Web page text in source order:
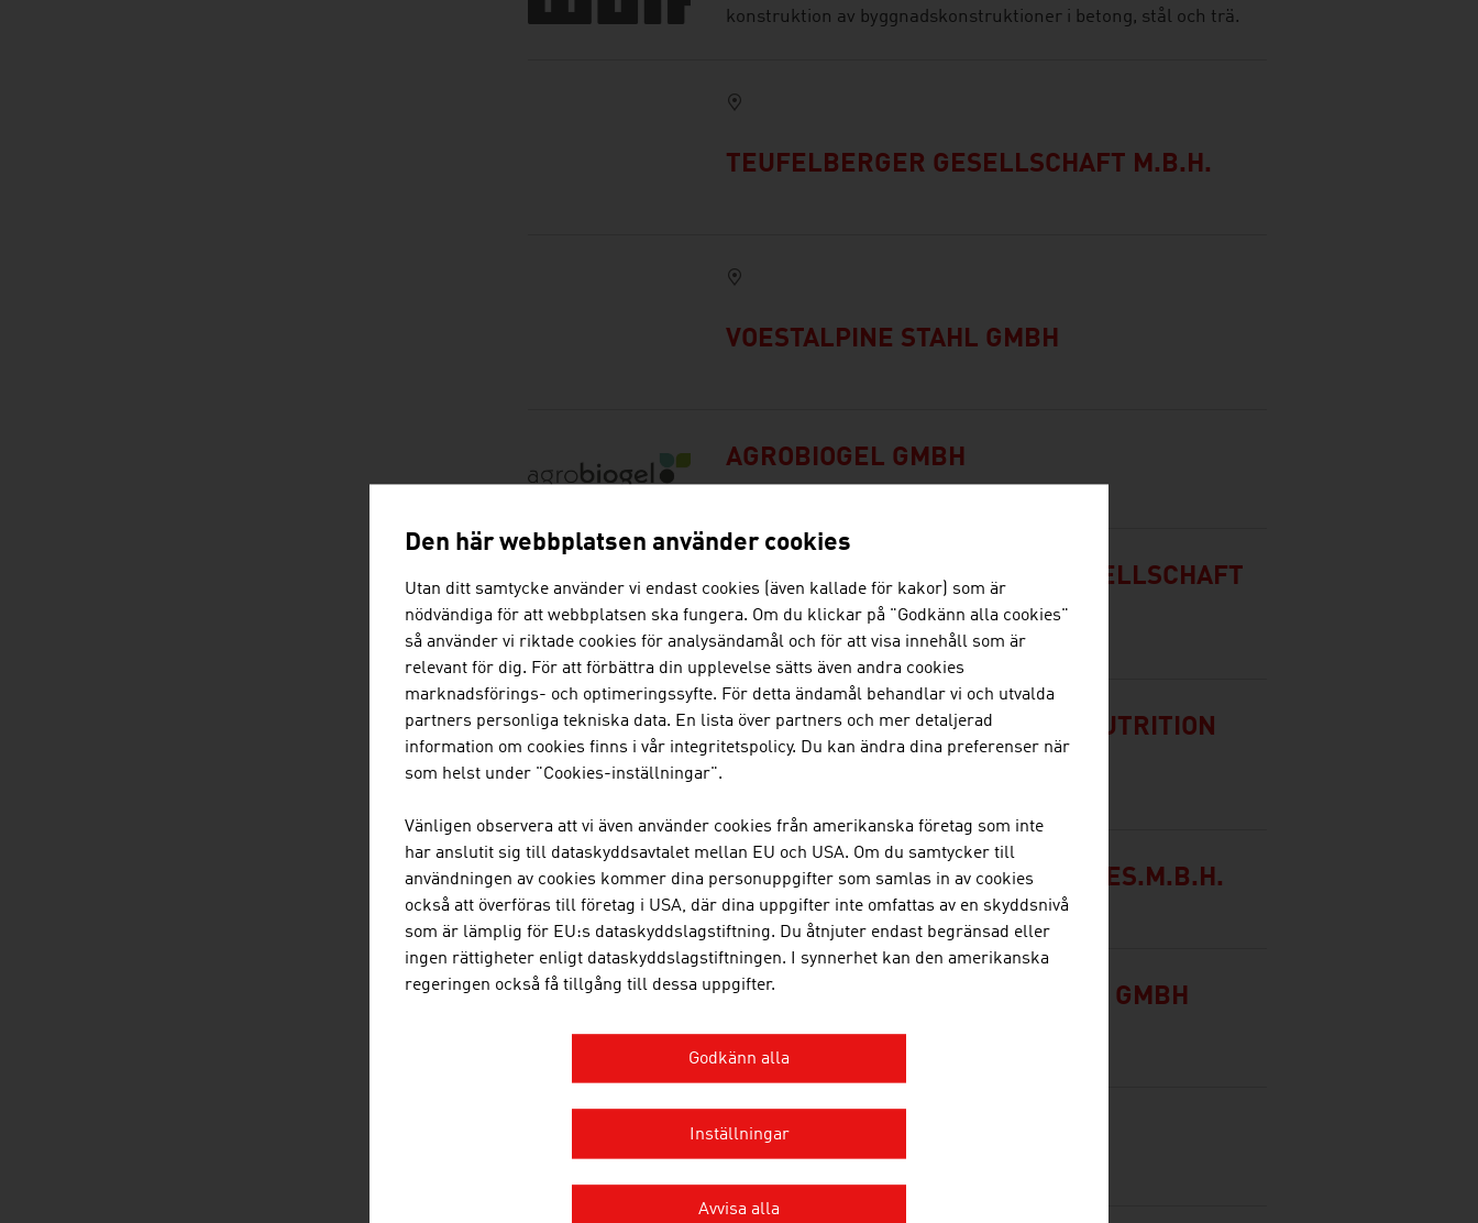
konstruktion av byggnadskonstruktioner i betong, stål och trä.
TEUFELBERGER GESELLSCHAFT M.B.H.
VOESTALPINE STAHL GMBH
AGROBIOGEL GMBH
"AGROFLOR" KUNSTSTOFFGESELLSCHAFT
M.B.H.
ALVETRA & WERFFT ANIMAL NUTRITION
GMBH
APV TECHNISCHE PRODUKTE GES.M.B.H.
BIOMEDICA MEDIZINPRODUKTE GMBH
BIOMIN GMBH
Den här webbplatsen använder cookies
Utan ditt samtycke använder vi endast cookies (även kallade för kakor) som är
nödvändiga för att webbplatsen ska fungera. Om du klickar på "Godkänn alla cookies"
så använder vi riktade cookies för analysändamål och för att visa innehåll som är
relevant för dig. För att förbättra din upplevelse sätts även andra cookies
marknadsförings- och optimeringssyfte. För detta ändamål behandlar vi och utvalda
partners personliga tekniska data. En lista över partners och mer detaljerad
information om cookies finns i vår integritetspolicy. Du kan ändra dina preferenser när
som helst under "Cookies-inställningar".
Vänligen observera att vi även använder cookies från amerikanska företag som inte
har anslutit sig till dataskyddsavtalet mellan EU och USA. Om du samtycker till
användningen av cookies kommer dina personuppgifter som samlas in av cookies
också att överföras till företag i USA, där dina uppgifter inte omfattas av en skyddsnivå
som är lämplig för EU:s dataskyddslagstiftning. Du åtnjuter endast begränsad eller
ingen rättigheter enligt dataskyddslagstiftningen. I synnerhet kan den amerikanska
regeringen också få tillgång till dessa uppgifter.
Godkänn alla
Inställningar
Avvisa alla